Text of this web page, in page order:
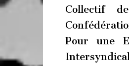
Collectif
Pour une